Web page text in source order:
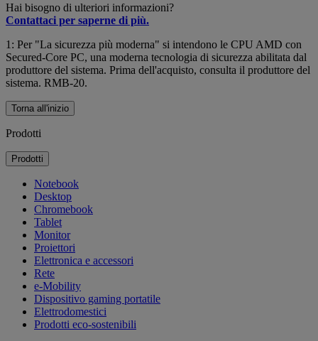
Hai bisogno di ulteriori informazioni?
Contattaci per saperne di più.
1: Per "La sicurezza più moderna" si intendono le CPU AMD con
Secured-Core PC, una moderna tecnologia di sicurezza abilitata dal
produttore del sistema. Prima dell'acquisto, consulta il produttore del
sistema. RMB-20.
Torna all'inizio
Prodotti
Prodotti
Notebook
Desktop
Chromebook
Tablet
Monitor
Proiettori
Elettronica e accessori
Rete
e-Mobility
Dispositivo gaming portatile
Elettrodomestici
Prodotti eco-sostenibili